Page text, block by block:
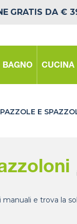
GRATIS DA €
BAGNO CUCINA
E
manuali e trova la